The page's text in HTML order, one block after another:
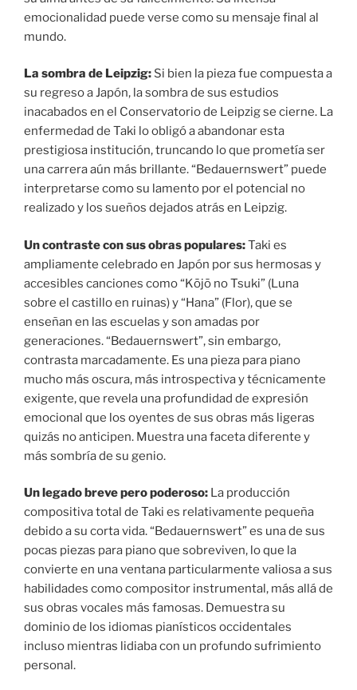
emocionalidad puede verse como su mensaje final al
mundo.
La sombra de Leipzig: Si bien la pieza fue compuesta a
su regreso a Japón, la sombra de sus estudios
inacabados en el Conservatorio de Leipzig se cierne. La
enfermedad de Taki lo obligó a abandonar esta
prestigiosa institución, truncando lo que prometía ser
una carrera aún más brillante. “Bedauernswert” puede
interpretarse como su lamento por el potencial no
realizado y los sueños dejados atrás en Leipzig.
Un contraste con sus obras populares:Taki es
ampliamente celebrado en Japón por sus hermosas y
accesibles canciones como “Kōjō no Tsuki” (Luna
sobre el castillo en ruinas) y “Hana” (Flor), que se
enseñan en las escuelas y son amadas por
generaciones. “Bedauernswert”, sin embargo,
contrasta marcadamente. Es una pieza para piano
mucho más oscura, más introspectiva y técnicamente
exigente, que revela una profundidad de expresión
emocional que los oyentes de sus obras más ligeras
quizás no anticipen. Muestra una faceta diferente y
más sombría de su genio.
Un legado breve pero poderoso: La producción
compositiva total de Taki es relativamente pequeña
debido a su corta vida. “Bedauernswert” es una de sus
pocas piezas para piano que sobreviven, lo que la
convierte en una ventana particularmente valiosa a sus
habilidades como compositor instrumental, más allá de
sus obras vocales más famosas. Demuestra su
dominio de los idiomas pianísticos occidentales
incluso mientras lidiaba con un profundo sufrimiento
personal.